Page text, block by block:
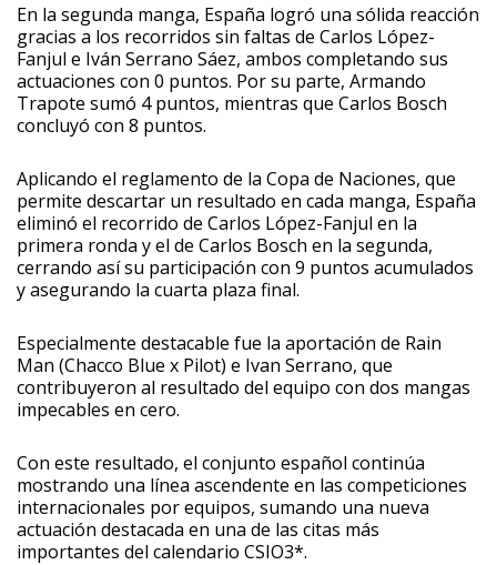
En la segunda manga, España logró una sólida reacción
gracias a los recorridos sin faltas de Carlos López-
Fanjul e Iván Serrano Sáez, ambos completando sus
actuaciones con 0 puntos. Por su parte, Armando
Trapote sumó 4 puntos, mientras que Carlos Bosch
concluyó con 8 puntos.
Aplicando el reglamento de la Copa de Naciones, que
permite descartar un resultado en cada manga, España
eliminó el recorrido de Carlos López-Fanjul en la
primera ronda y el de Carlos Bosch en la segunda,
cerrando así su participación con 9 puntos acumulados
y asegurando la cuarta plaza final.
Especialmente destacable fue la aportación de Rain
Man (Chacco Blue x Pilot) e Ivan Serrano, que
contribuyeron al resultado del equipo con dos mangas
impecables en cero.
Con este resultado, el conjunto español continúa
mostrando una línea ascendente en las competiciones
internacionales por equipos, sumando una nueva
actuación destacada en una de las citas más
importantes del calendario CSIO3*. ‎